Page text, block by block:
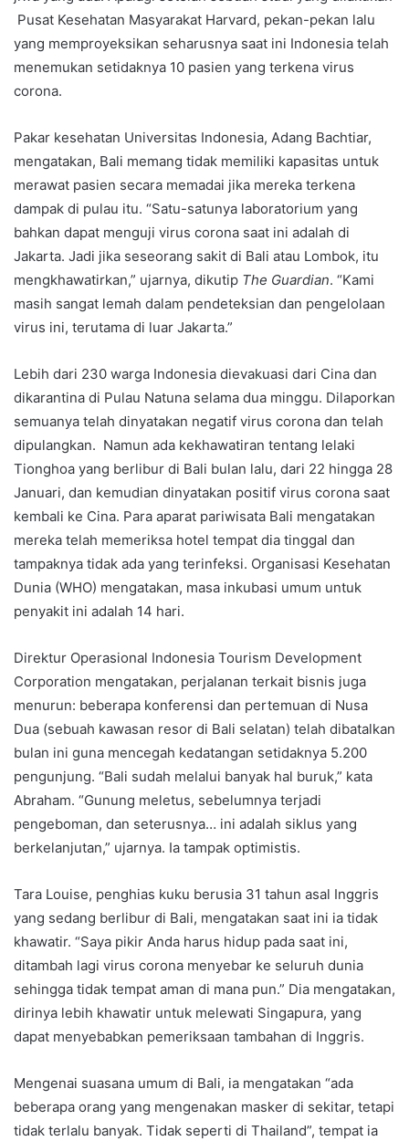
Pusat Kesehatan Masyarakat Harvard, pekan-pekan lalu
yang memproyeksikan seharusnya saat ini Indonesia telah
menemukan setidaknya 10 pasien yang terkena virus
corona.
Pakar kesehatan Universitas Indonesia, Adang Bachtiar,
mengatakan, Bali memang tidak memiliki kapasitas untuk
merawat pasien secara memadai jika mereka terkena
dampak di pulau itu. “Satu-satunya laboratorium yang
bahkan dapat menguji virus corona saat ini adalah di
Jakarta. Jadi jika seseorang sakit di Bali atau Lombok, itu
mengkhawatirkan,” ujarnya, dikutip The Guardian. “Kami
masih sangat lemah dalam pendeteksian dan pengelolaan
virus ini, terutama di luar Jakarta.”
Lebih dari 230 warga Indonesia dievakuasi dari Cina dan
dikarantina di Pulau Natuna selama dua minggu. Dilaporkan
semuanya telah dinyatakan negatif virus corona dan telah
dipulangkan. Namun ada kekhawatiran tentang lelaki
Tionghoa yang berlibur di Bali bulan lalu, dari 22 hingga 28
Januari, dan kemudian dinyatakan positif virus corona saat
kembali ke Cina. Para aparat pariwisata Bali mengatakan
mereka telah memeriksa hotel tempat dia tinggal dan
tampaknya tidak ada yang terinfeksi. Organisasi Kesehatan
Dunia (WHO) mengatakan, masa inkubasi umum untuk
penyakit ini adalah 14 hari.
Direktur Operasional Indonesia Tourism Development
Corporation mengatakan, perjalanan terkait bisnis juga
menurun: beberapa konferensi dan pertemuan di Nusa
Dua (sebuah kawasan resor di Bali selatan) telah dibatalkan
bulan ini guna mencegah kedatangan setidaknya 5.200
pengunjung. “Bali sudah melalui banyak hal buruk,” kata
Abraham. “Gunung meletus, sebelumnya terjadi
pengeboman, dan seterusnya… ini adalah siklus yang
berkelanjutan,” ujarnya. Ia tampak optimistis.
Tara Louise, penghias kuku berusia 31 tahun asal Inggris
yang sedang berlibur di Bali, mengatakan saat ini ia tidak
khawatir. “Saya pikir Anda harus hidup pada saat ini,
ditambah lagi virus corona menyebar ke seluruh dunia
sehingga tidak tempat aman di mana pun.” Dia mengatakan,
dirinya lebih khawatir untuk melewati Singapura, yang
dapat menyebabkan pemeriksaan tambahan di Inggris.
Mengenai suasana umum di Bali, ia mengatakan “ada
beberapa orang yang mengenakan masker di sekitar, tetapi
tidak terlalu banyak. Tidak seperti di Thailand”, tempat ia